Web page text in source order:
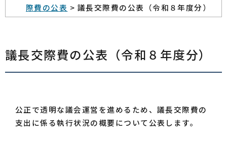
際費の公表 > 議長交際費の公表（令和８年度分）
議長交際費の公表（令和８年度分）
公正で透明な議会運営を進めるため、議長交際費の
支出に係る執行状況の概要について公表します。